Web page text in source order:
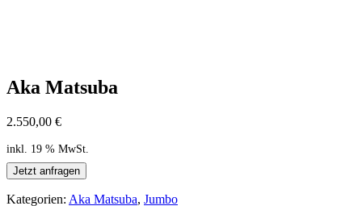
Aka Matsuba
2.550,00 €
inkl. 19 % MwSt.
Jetzt anfragen
Kategorien: Aka Matsuba, Jumbo